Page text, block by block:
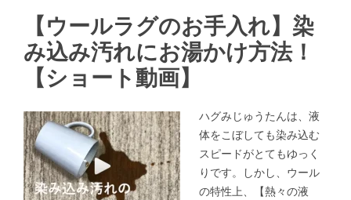
【ウールラグのお手入れ】染
み込み汚れにお湯かけ方法！
【ショート動画】
ハグみじゅうたんは、液
体をこぼしても染み込む
スピードがとてもゆっく
りです。しかし、ウール
の特性上、【熱々の液